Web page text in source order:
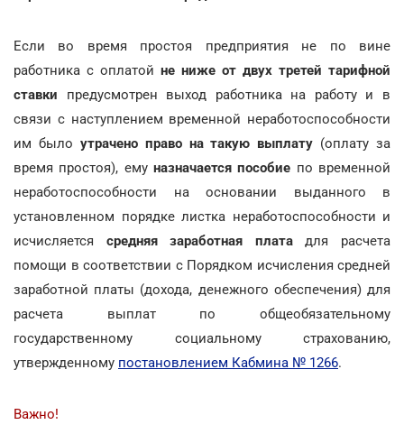
Если во время простоя предприятия не по вине
работника с оплатой не ниже от двух третей тарифной
ставки предусмотрен выход работника на работу и в
связи с наступлением временной неработоспособности
им было утрачено право на такую выплату (оплату за
время простоя), ему назначается пособие по временной
неработоспособности на основании выданного в
установленном порядке листка неработоспособности и
исчисляется средняя заработная платадля расчета
помощи в соответствии с Порядком исчисления средней
заработной платы (дохода, денежного обеспечения) для
расчета выплат по общеобязательному
государственному социальному страхованию,
утвержденному постановлением Кабмина № 1266.
Важно!